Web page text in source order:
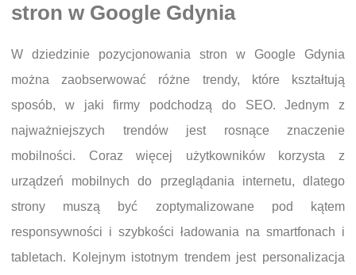
stron w Google Gdynia
W dziedzinie pozycjonowania stron w Google Gdynia
można zaobserwować różne trendy, które kształtują
sposób, w jaki firmy podchodzą do SEO. Jednym z
najważniejszych trendów jest rosnące znaczenie
mobilności. Coraz więcej użytkowników korzysta z
urządzeń mobilnych do przeglądania internetu, dlatego
strony muszą być zoptymalizowane pod kątem
responsywności i szybkości ładowania na smartfonach i
tabletach. Kolejnym istotnym trendem jest personalizacja